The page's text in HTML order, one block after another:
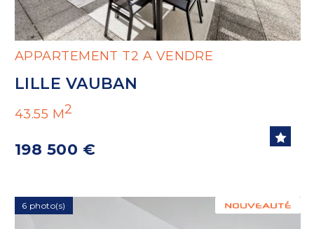
198 500 €
APPARTEMENT T2 A VENDRE
LILLE VAUBAN
43.55 M2
6 photo(s)